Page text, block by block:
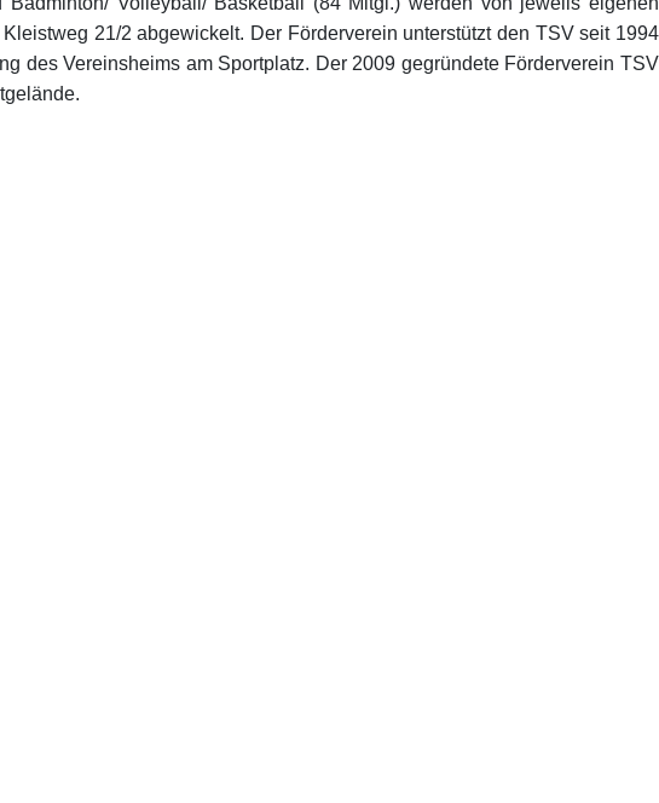
21/2 abgewickelt. Der Förderverein unterstützt den TSV seit 1994
des Vereinsheims am Sportplatz. Der 2009 gegründete Förderverein TSV